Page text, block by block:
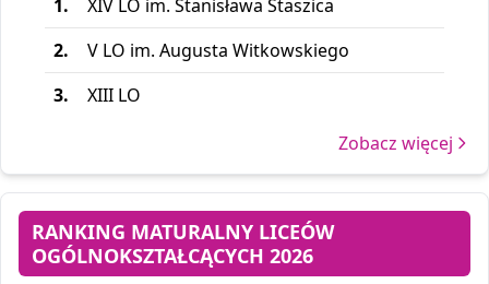
Poprzednie edycje:
2025
2024
2021
1.
XIV LO im. Stanisława Staszica
2.
V LO im. Augusta Witkowskiego
3.
XIII LO
Zobacz więcej
RANKING MATURALNY LICEÓW
OGÓLNOKSZTAŁCĄCYCH 2026